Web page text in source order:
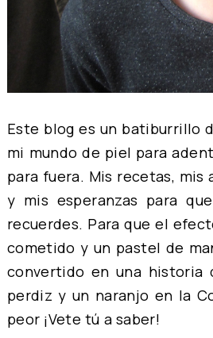
Este blog es un batiburrillo
mi mundo de piel para
para fuera. Mis recetas, mis
y mis esperanzas para
recuerdes. Para que el
cometido y un pastel de
convertido en una historia
perdiz y un naranjo en la
peor ¡Vete tú a saber!